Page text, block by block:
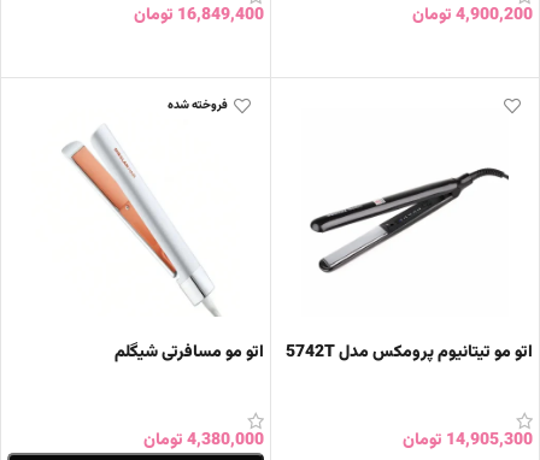
4,900,200تومان 16,849,400 تومان
اتو مو تیتانیوم پرومکس مدل 5742T
14,905,300 تومان
فروخته شده
اتو مو مسافرتی شیگلم
4,380,000تومان